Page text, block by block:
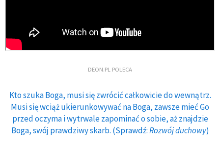
DEON.PL POLECA
Kto szuka Boga, musi się zwrócić całkowicie do wewnątrz.
Musi się wciąż ukierunkowywać na Boga, zawsze mieć Go
przed oczyma i wytrwale zapominać o sobie, aż znajdzie
Boga, swój prawdziwy skarb. (Sprawdź:Rozwój duchowy)